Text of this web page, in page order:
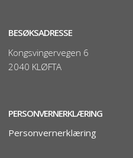
BESØKSADRESSE
Kongsvingervegen 6
2040 KLØFTA
PERSONVERNERKLÆRING
Personvernerklæring